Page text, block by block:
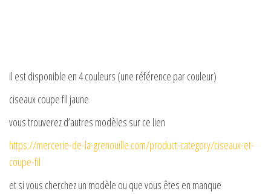
il est disponible en 4 couleurs (une référence par couleur)
ciseaux coupe fil jaune
vous trouverez d’autres modèles sur ce lien
https://mercerie-de-la-grenouille.com/product-category/ciseaux-et-
coupe-fil
et si vous cherchez un modèle ou que vous êtes en manque